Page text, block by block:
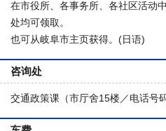
在市役所、各事务所、各社区活动
处均可领取。
也可从岐阜市主页获得。(日语)
咨询处
交通政策课（市厅舍15楼／电话号